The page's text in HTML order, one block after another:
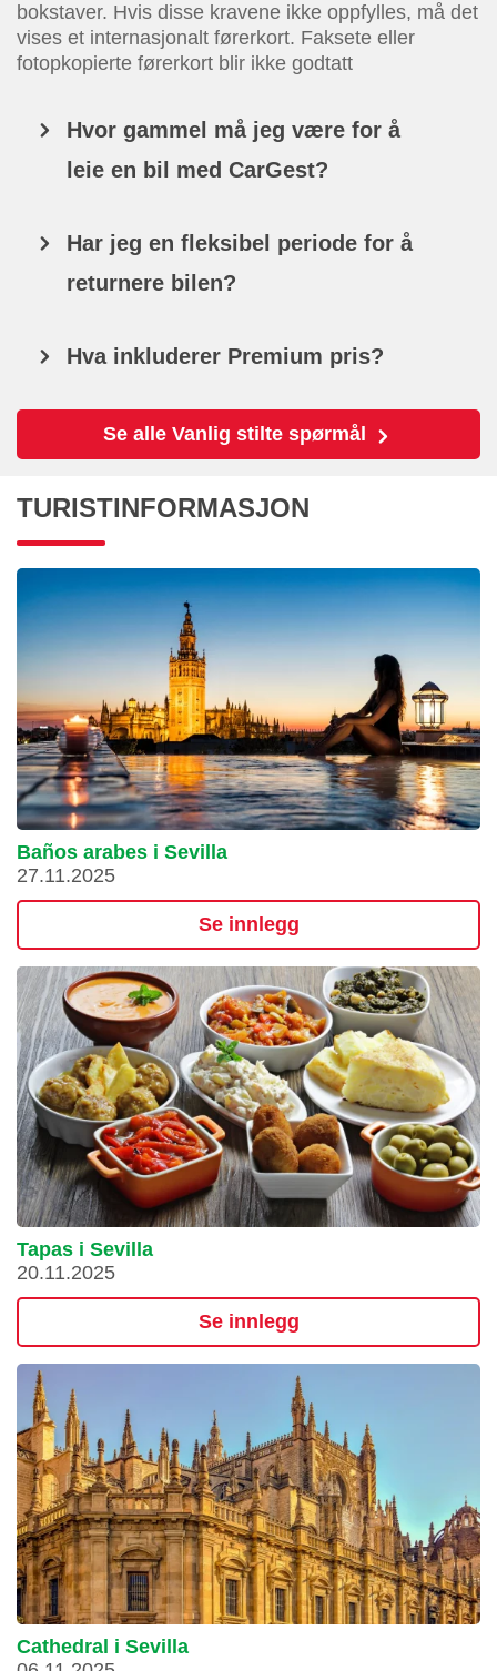
bokstaver. Hvis disse kravene ikke oppfylles, må det
vises et internasjonalt førerkort. Faksete eller
fotopkopierte førerkort blir ikke godtatt
Hvor gammel må jeg være for å
leie en bil med CarGest?
Har jeg en fleksibel periode for å
returnere bilen?
Hva inkluderer Premium pris?
Se alle Vanlig stilte spørmål
TURISTINFORMASJON
Baños arabes i Sevilla
27.11.2025
Se innlegg
Tapas i Sevilla
20.11.2025
Se innlegg
Cathedral i Sevilla